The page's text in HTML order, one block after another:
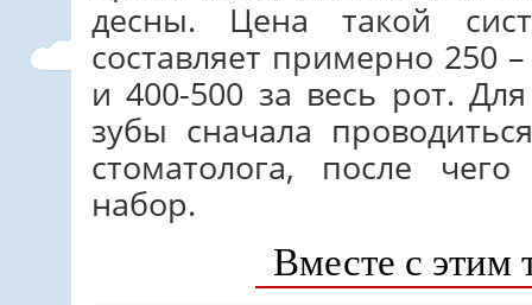
десны. Цена такой
составляет примерно 250
и 400-500 за весь рот.
зубы сначала
стоматолога, после
набор.
Вместе с этим